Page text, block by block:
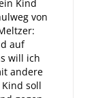
Kind
von
auf
will ich
andere
soll